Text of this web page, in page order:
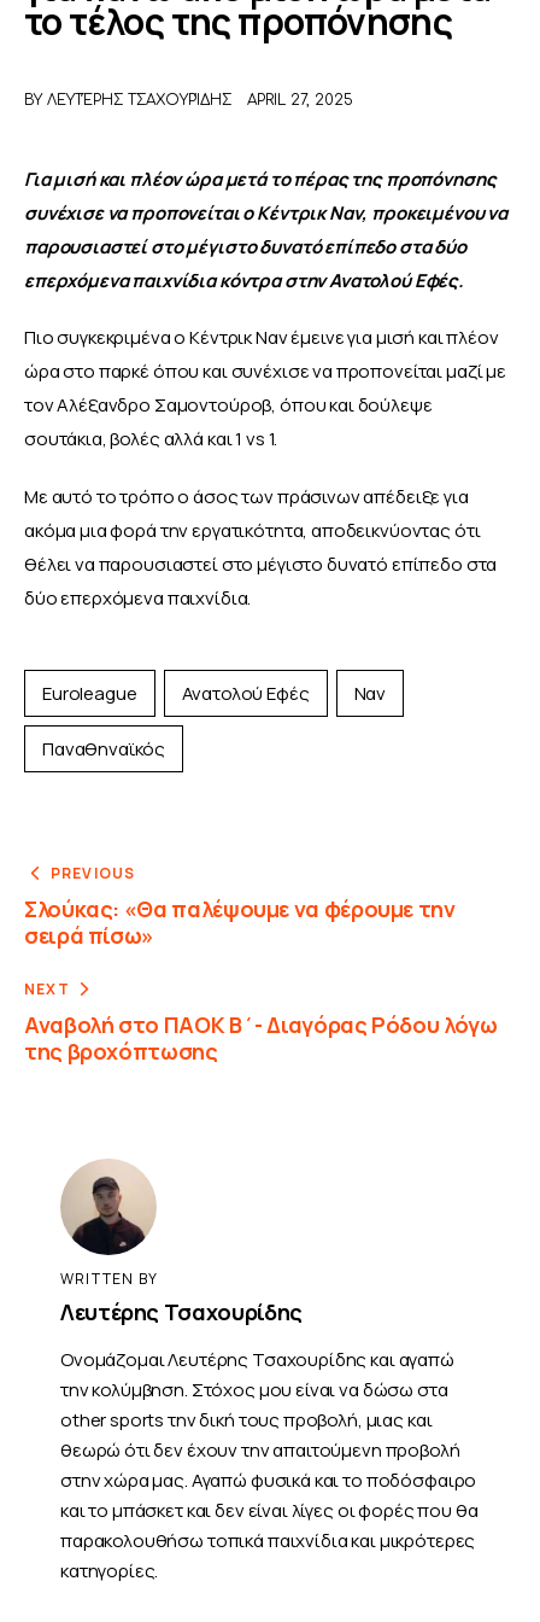
το τέλος της προπόνησης
BY ΛΕΥΤΈΡΗΣ ΤΣΑΧΟΥΡΊΔΗΣ APRIL 27, 2025
Για μισή και πλέον ώρα μετά το πέρας της προπόνησης
συνέχισε να προπονείται ο Κέντρικ Ναν, προκειμένου να
παρουσιαστεί στο μέγιστο δυνατό επίπεδο στα δύο
επερχόμενα παιχνίδια κόντρα στην Ανατολού Εφές.
Πιο συγκεκριμένα ο Κέντρικ Ναν έμεινε για μισή και πλέον
ώρα στο παρκέ όπου και συνέχισε να προπονείται μαζί με
τον Αλέξανδρο Σαμοντούροβ, όπου και δούλεψε
σουτάκια, βολές αλλά και 1 vs 1.
Με αυτό το τρόπο ο άσος των πράσινων απέδειξε για
ακόμα μια φορά την εργατικότητα, αποδεικνύοντας ότι
θέλει να παρουσιαστεί στο μέγιστο δυνατό επίπεδο στα
δύο επερχόμενα παιχνίδια.
Euroleague Ανατολού Εφές Ναν
Παναθηναϊκός
PREVIOUS
Σλούκας: «Θα παλέψουμε να φέρουμε την
σειρά πίσω»
NEXT
Αναβολή στο ΠΑΟΚ Β΄- Διαγόρας Ρόδου λόγω
της βροχόπτωσης
WRITTEN BY
Λευτέρης Τσαχουρίδης
Ονομάζομαι Λευτέρης Τσαχουρίδης και αγαπώ
την κολύμβηση. Στόχος μου είναι να δώσω στα
other sports την δική τους προβολή, μιας και
θεωρώ ότι δεν έχουν την απαιτούμενη προβολή
στην χώρα μας. Αγαπώ φυσικά και το ποδόσφαιρο
και το μπάσκετ και δεν είναι λίγες οι φορές που θα
παρακολουθήσω τοπικά παιχνίδια και μικρότερες
κατηγορίες.